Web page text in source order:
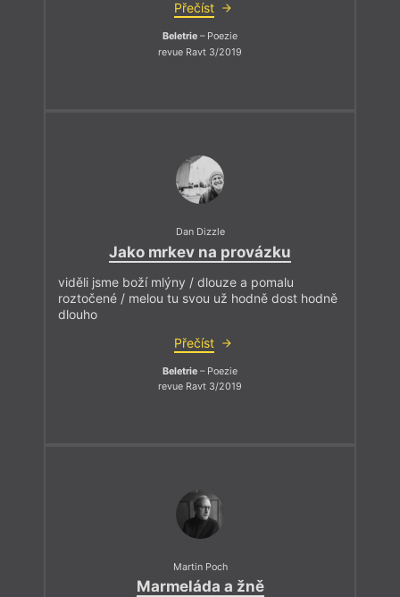
Přečíst
Beletrie – Poezie
revue Ravt 3/2019
Dan Dizzle
Jako mrkev na provázku
viděli jsme boží mlýny / dlouze a pomalu
roztočené / melou tu svou už hodně dost hodně
dlouho
Přečíst
Beletrie – Poezie
revue Ravt 3/2019
Martin Poch
Marmeláda a žně